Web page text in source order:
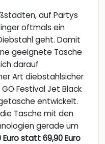
auf Partys
oftmals ein
geht. Damit
geeignete Tasche
darauf
Art diebstahlsicher
Festival Jet Black
entwickelt.
Tasche mit den
gerade um
Euro statt 69,90 Euro